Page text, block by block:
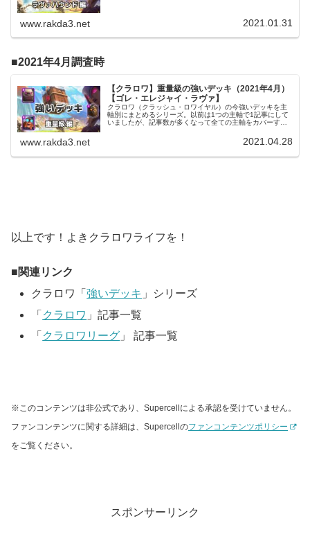
www.rakda3.net 2021.01.31
2021年4月調査時
【クラロワ】重量級の強いデッキ（2021年4月）
【ゴレ・エレジャイ・ラヴァ】
クラロワ（クラッシュ・ロワイヤル）の今強いデッキを主
軸別にまとめるシリーズ。以前は1つの主軸で1記事にして
いましたが、記事数が多くなって全ての主軸をカバーする
www.rakda3.net 2021.04.28
以上です！よきクラロワライフを！
関連リンク
クラロワ「強いデッキ 」シリーズ
「 クラロワ 」記事一覧
「 クラロワリーグ 」 記事一覧
※このコンテンツは非公式であり、Supercellによる承認を受けていません。
ファンコンテンツに関する詳細は、Supercellのファンコンテンツポリシー
をご覧ください。
スポンサーリンク